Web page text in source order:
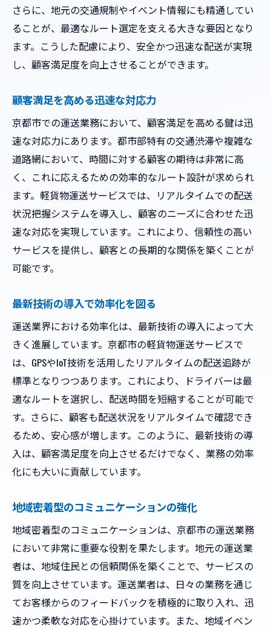
輸送効率を最大化するための施策
運送業務での地元ドライバーの役割と重要性
地域特性を活かした柔軟な対応
顧客との信頼関係を築く
安全運転を徹底するための教育
地域ニーズに応じたサービスの提供
長年の経験を活かした業務効率化
京都市で信頼される運送の裏にある工夫
信頼を支える豊富な実績
迅速で確実な配送のためのシステム
お客様第一のサービス姿勢
地域密着型の細やかなサービス提供
持続的成長を目指したイノベーション
安全性を追求する京都市の運送サービスの魅力
最新安全技術の導入事例
安全運転を支えるドライバー教育
事故防止のための継続的な改善
安全性を確保するための設備投資
安全基準を超える取り組み
地域に密着した安全意識の啓発
なぜ京都市の運送サービスが選ばれるのか
高品質な運送体験を提供するポイント
競争力を維持するための顧客満足度向上
サービス選択に影響を与える要因
京都市での成功事例とその背景
地域社会との連携による付加価値
さらに、地元の交通規制やイベント情報にも精通してい
ることが、最適なルート選定を支える大きな要因となり
ます。こうした配慮により、安全かつ迅速な配送が実現
し、顧客満足度を向上させることができます。
顧客満足を高める迅速な対応力
京都市での運送業務において、顧客満足を高める鍵は迅
速な対応力にあります。都市部特有の交通渋滞や複雑な
道路網において、時間に対する顧客の期待は非常に高
く、これに応えるための効率的なルート設計が求められ
ます。軽貨物運送サービスでは、リアルタイムでの配送
状況把握システムを導入し、顧客のニーズに合わせた迅
速な対応を実現しています。これにより、信頼性の高い
サービスを提供し、顧客との長期的な関係を築くことが
可能です。
最新技術の導入で効率化を図る
運送業界における効率化は、最新技術の導入によって大
きく進展しています。京都市の軽貨物運送サービスで
は、GPSやIoT技術を活用したリアルタイムの配送追跡が
標準となりつつあります。これにより、ドライバーは最
適なルートを選択し、配送時間を短縮することが可能で
す。さらに、顧客も配送状況をリアルタイムで確認でき
るため、安心感が増します。このように、最新技術の導
入は、顧客満足度を向上させるだけでなく、業務の効率
化にも大いに貢献しています。
地域密着型のコミュニケーションの強化
地域密着型のコミュニケーションは、京都市の運送業務
において非常に重要な役割を果たします。地元の運送業
者は、地域住民との信頼関係を築くことで、サービスの
質を向上させています。運送業者は、日々の業務を通じ
てお客様からのフィードバックを積極的に取り入れ、迅
速かつ柔軟な対応を心掛けています。また、地域イベン